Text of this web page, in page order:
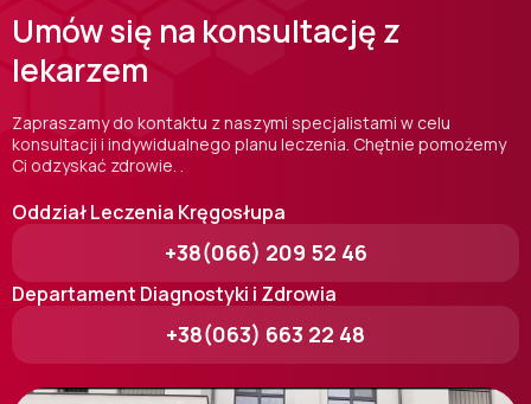
Umów się na konsultację z
lekarzem
Zapraszamy do kontaktu z naszymi specjalistami w celu
konsultacji i indywidualnego planu leczenia. Chętnie pomożemy
Ci odzyskać zdrowie. .
Oddział Leczenia Kręgosłupa
+38(066) 209 52 46
Departament Diagnostyki i Zdrowia
+38(063) 663 22 48